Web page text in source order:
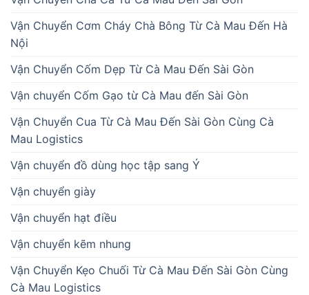
Vận Chuyển Cơm Cháy Chà Bông Từ Cà Mau Đến Hà
Nội
Vận Chuyển Cốm Dẹp Từ Cà Mau Đến Sài Gòn
Vận chuyển Cốm Gạo từ Cà Mau đến Sài Gòn
Vận Chuyển Cua Từ Cà Mau Đến Sài Gòn Cùng Cà
Mau Logistics
Vận chuyển đồ dùng học tập sang Ý
Vận chuyển giày
Vận chuyển hạt điều
Vận chuyển kẽm nhung
Vận Chuyển Kẹo Chuối Từ Cà Mau Đến Sài Gòn Cùng
Cà Mau Logistics